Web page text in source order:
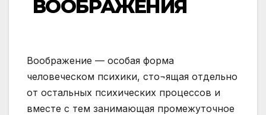
ВООБРАЖЕНИЯ
Воображение — особая форма
человеческом психики, сто¬ящая отдельно
от остальных психических процессов и
вместе с тем занимающая промежуточное